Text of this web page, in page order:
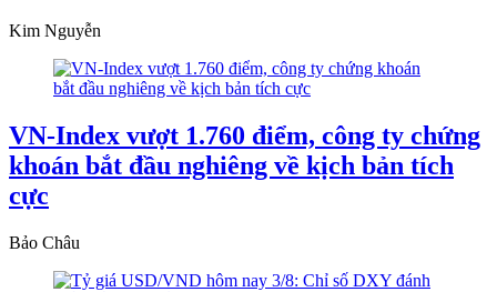
Kim Nguyễn
VN-Index vượt 1.760 điểm, công ty chứng
khoán bắt đầu nghiêng về kịch bản tích
cực
Bảo Châu